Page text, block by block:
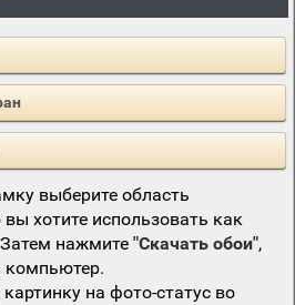
выберите область
хотите использовать как
нажмите "Скачать обои",
компьютер.
на фото-статус во